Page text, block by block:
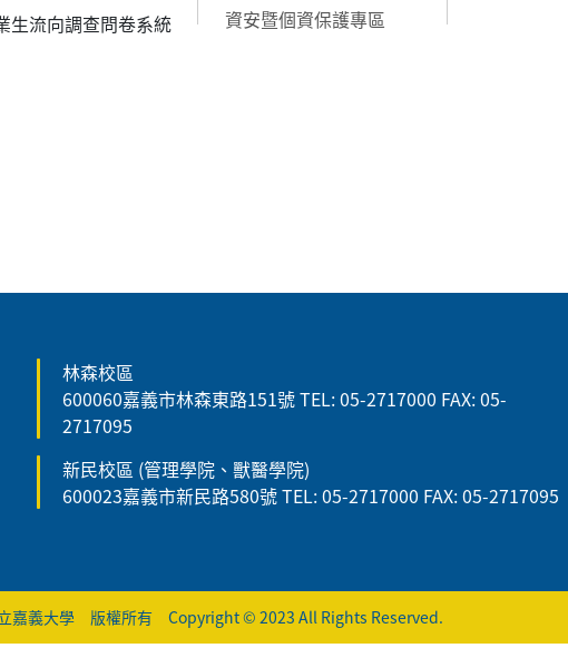
生流向調查問卷系統
資安暨個資保護專區
林森校區
600060嘉義市林森東路151號 TEL: 05-2717000 FAX: 05-
2717095
新民校區 (管理學院、獸醫學院)
600023嘉義市新民路580號 TEL: 05-2717000 FAX: 05-2717095
嘉義大學 版權所有 Copyright © 2023 All Rights Reserved.